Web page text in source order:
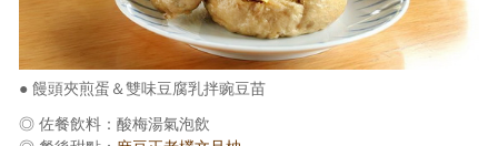
● 饅頭夾煎蛋＆雙味豆腐乳拌豌豆苗
◎ 佐餐飲料：酸梅湯氣泡飲